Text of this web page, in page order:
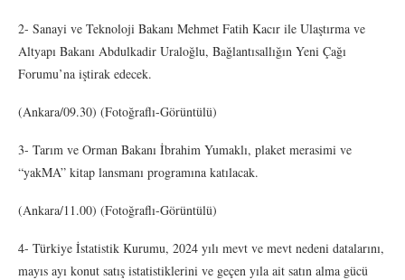
2- Sanayi ve Teknoloji Bakanı Mehmet Fatih Kacır ile Ulaştırma ve
Altyapı Bakanı Abdulkadir Uraloğlu, Bağlantısallığın Yeni Çağı
Forumu’na iştirak edecek.
(Ankara/09.30) (Fotoğraflı-Görüntülü)
3- Tarım ve Orman Bakanı İbrahim Yumaklı, plaket merasimi ve
“yakMA” kitap lansmanı programına katılacak.
(Ankara/11.00) (Fotoğraflı-Görüntülü)
4- Türkiye İstatistik Kurumu, 2024 yılı mevt ve mevt nedeni datalarını,
mayıs ayı konut satış istatistiklerini ve geçen yıla ait satın alma gücü